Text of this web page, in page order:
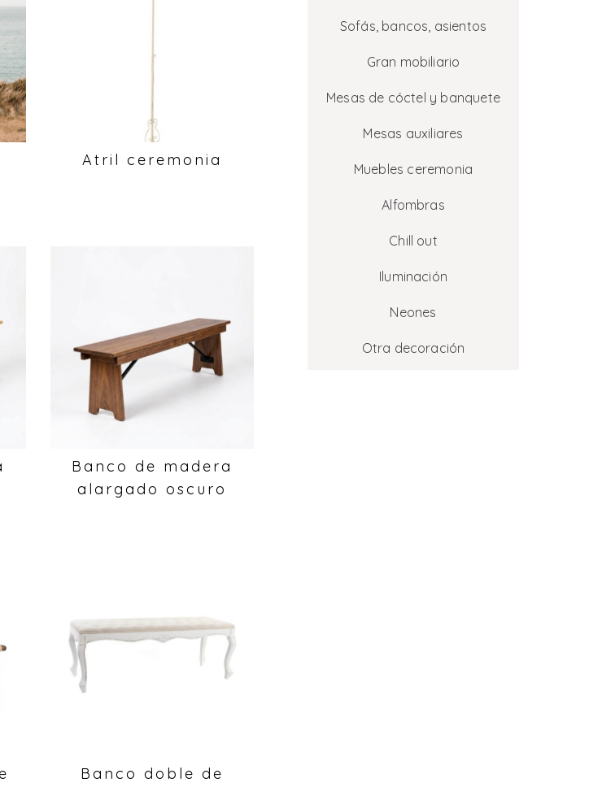
Atril ceremonia
Banco de madera
alargado oscuro
Banco doble de
Sofás, bancos, asientos
Gran mobiliario
Mesas de cóctel y banquete
Mesas auxiliares
Muebles ceremonia
Alfombras
Chill out
Iluminación
Neones
Otra decoración